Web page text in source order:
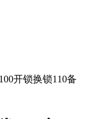
开锁换锁110备